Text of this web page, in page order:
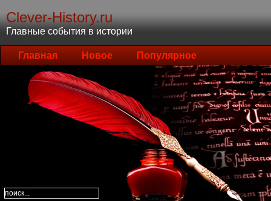
Clever-History.ru
Главные события в истории
Главная Новое Популярное